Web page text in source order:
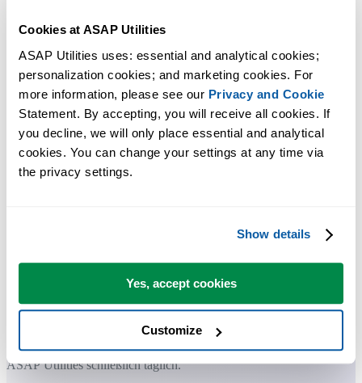
Cookies at ASAP Utilities
ASAP Utilities uses: essential and analytical cookies;
personalization cookies; and marketing cookies. For
more information, please see our Privacy and Cookie
Statement. By accepting, you will receive all cookies. If
you decline, we will only place essential and analytical
cookies. You can change your settings at any time via
the privacy settings.
Show details
Yes, accept cookies
Customize
Praktische Tools, die viele Excel-Nutzer in Excel vermissen.
Zeit sparen in Excel. Schnell und einfach.
Sie können sofort loslegen. Keine Schulung erforderlich.
ASAP Utilities schließlich täglich.